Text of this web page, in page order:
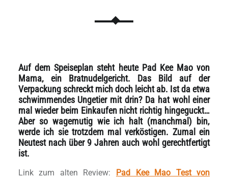
Auf dem Speiseplan steht heute Pad Kee Mao von
Mama, ein Bratnudelgericht. Das Bild auf der
Verpackung schreckt mich doch leicht ab. Ist da etwa
schwimmendes Ungetier mit drin? Da hat wohl einer
mal wieder beim Einkaufen nicht richtig hingeguckt…
Aber so wagemutig wie ich halt (manchmal) bin,
werde ich sie trotzdem mal verköstigen. Zumal ein
Neutest nach über 9 Jahren auch wohl gerechtfertigt
ist.
Link zum alten Review: Pad Kee Mao Test von